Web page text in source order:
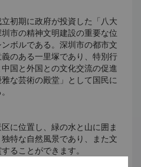
初期に政府が投資した「八大
市の精神文明建設の重要な位
ボルである。深圳市の都市文
のある一里塚であり、特別行
国と外国との文化交流の促進
な芸術の殿堂」として国民に
に位置し、緑の水と山に囲ま
特な自然風景であり、また文
ることができます。